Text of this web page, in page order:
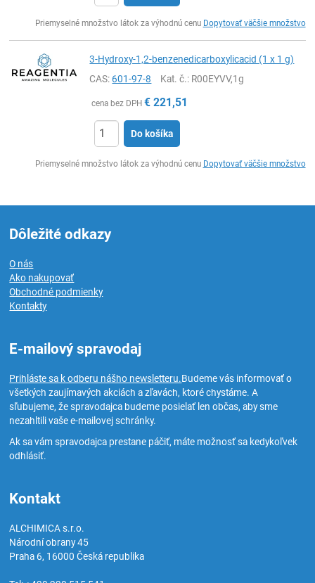
Priemyselné množstvo látok za výhodnú cenu Dopytovať väčšie množstvo
3-Hydroxy-1,2-benzenedicarboxylicacid (1 x 1 g)
CAS:601-97-8 Kat. č.: R00EYVV,1g
cena bez DPH € 221,51
Do košíka
Priemyselné množstvo látok za výhodnú cenu Dopytovať väčšie množstvo
Dôležité odkazy
O nás
Ako nakupovať
Obchodné podmienky
Kontakty
E-mailový spravodaj
Prihláste sa k odberu nášho newsletteru.Budeme vás informovať o
všetkých zaujímavých akciách a zľavách, ktoré chystáme. A
sľubujeme, že spravodajca budeme posielať len občas, aby sme
nezahltili vaše e-mailovej schránky.
Ak sa vám spravodajca prestane páčiť, máte možnosť sa kedykoľvek
odhlásiť.
Kontakt
ALCHIMICA s.r.o.
Národní obrany 45
Praha 6, 16000Česká republika